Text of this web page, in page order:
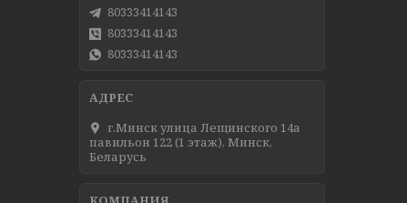
80333414143
80333414143
80333414143
г.Минск улица Лещинского 14а
павильон 122 (1 этаж), Минск,
Беларусь